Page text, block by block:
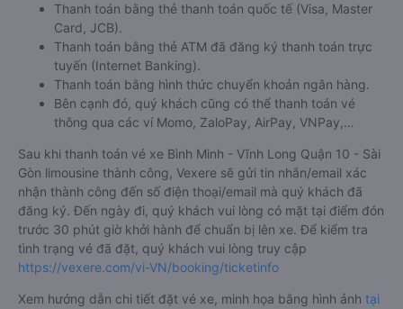
Thanh toán bằng thẻ thanh toán quốc tế (Visa, Master
Card, JCB).
Thanh toán bằng thẻ ATM đã đăng ký thanh toán trực
tuyến (Internet Banking).
Thanh toán bằng hình thức chuyển khoản ngân hàng.
Bên cạnh đó, quý khách cũng có thể thanh toán vé
thông qua các ví Momo, ZaloPay, AirPay, VNPay,…
Sau khi thanh toán vé xe Bình Minh - Vĩnh Long Quận 10 - Sài
Gòn limousine thành công, Vexere sẽ gửi tin nhắn/email xác
nhận thành công đến số điện thoại/email mà quý khách đã
đăng ký. Đến ngày đi, quý khách vui lòng có mặt tại điểm đón
trước 30 phút giờ khởi hành để chuẩn bị lên xe. Để kiểm tra
tình trạng vé đã đặt, quý khách vui lòng truy cập
https://vexere.com/vi-VN/booking/ticketinfo
Xem hướng dẫn chi tiết đặt vé xe, minh họa bằng hình ảnh tại